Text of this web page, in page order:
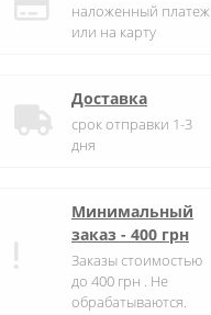
наложенный платеж
или на карту
Доставка
срок отправки 1-3
дня
Минимальный
заказ - 400 грн
Заказы стоимостью
до 400 грн . Не
обрабатываются.